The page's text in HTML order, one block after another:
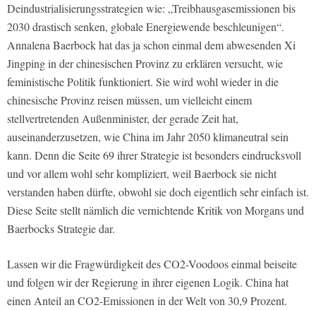
Deindustrialisierungsstrategien wie: „Treibhausgasemissionen bis
2030 drastisch senken, globale Energiewende beschleunigen“.
Annalena Baerbock hat das ja schon einmal dem abwesenden Xi
Jingping in der chinesischen Provinz zu erklären versucht, wie
feministische Politik funktioniert. Sie wird wohl wieder in die
chinesische Provinz reisen müssen, um vielleicht einem
stellvertretenden Außenminister, der gerade Zeit hat,
auseinanderzusetzen, wie China im Jahr 2050 klimaneutral sein
kann. Denn die Seite 69 ihrer Strategie ist besonders eindrucksvoll
und vor allem wohl sehr kompliziert, weil Baerbock sie nicht
verstanden haben dürfte, obwohl sie doch eigentlich sehr einfach ist.
Diese Seite stellt nämlich die vernichtende Kritik von Morgans und
Baerbocks Strategie dar.
Lassen wir die Fragwürdigkeit des CO2-Voodoos einmal beiseite
und folgen wir der Regierung in ihrer eigenen Logik. China hat
einen Anteil an CO2-Emissionen in der Welt von 30,9 Prozent.